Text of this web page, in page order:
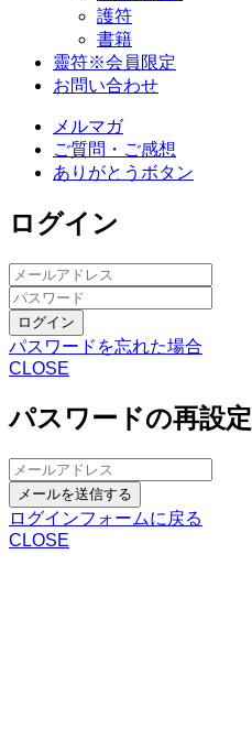
護符
書籍
靈符※会員限定
お問い合わせ
メルマガ
ご質問・ご感想
ありがとうボタン
ログイン
ログイン
パスワードを忘れた場合
CLOSE
パスワードの再設定
メールを送信する
ログインフォームに戻る
CLOSE